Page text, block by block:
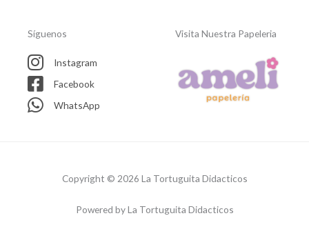
Síguenos
Instagram
Facebook
WhatsApp
Visita Nuestra Papeleria
Copyright © 2026 La Tortuguita Didacticos
Powered by La Tortuguita Didacticos